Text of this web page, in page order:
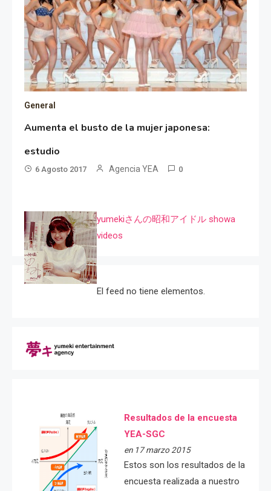
General
Aumenta el busto de la mujer japonesa:
estudio
6 Agosto 2017 Agencia YEA 0
yumekiさんの昭和アイドル showa
videos
El feed no tiene elementos.
Resultados de la encuesta
YEA-SGC
en 17 marzo 2015
Estos son los resultados de la
encuesta realizada a nuestro